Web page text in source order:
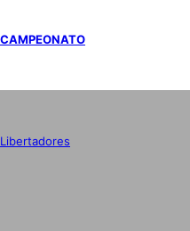
CAMPEONATO
Libertadores